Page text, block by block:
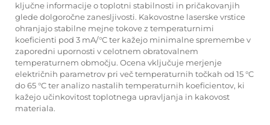
ključne informacije o toplotni stabilnosti in pričakovanjih
glede dolgoročne zanesljivosti. Kakovostne laserske vrstice
ohranjajo stabilne mejne tokove z temperaturnimi
koeficienti pod 3 mA/°C ter kažejo minimalne spremembe v
zaporedni upornosti v celotnem obratovalnem
temperaturnem območju. Ocena vključuje merjenje
električnih parametrov pri več temperaturnih točkah od 15 °C
do 65 °C ter analizo nastalih temperaturnih koeficientov, ki
kažejo učinkovitost toplotnega upravljanja in kakovost
materiala.